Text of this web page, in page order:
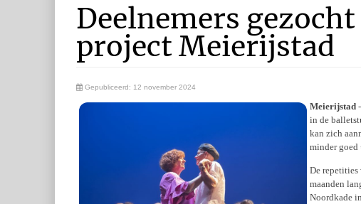
Deelnemers
project Meierijstad
Gepubliceerd: 12 november 2024
Meierijstad
in de
kan zich
minder goed
De repetities
maanden
Noordkade